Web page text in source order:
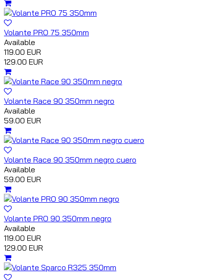
Volante PRO 75 350mm
Available
119.00 EUR
129.00 EUR
Volante Race 90 350mm negro
Available
59.00 EUR
Volante Race 90 350mm negro cuero
Available
59.00 EUR
Volante PRO 90 350mm negro
Available
119.00 EUR
129.00 EUR